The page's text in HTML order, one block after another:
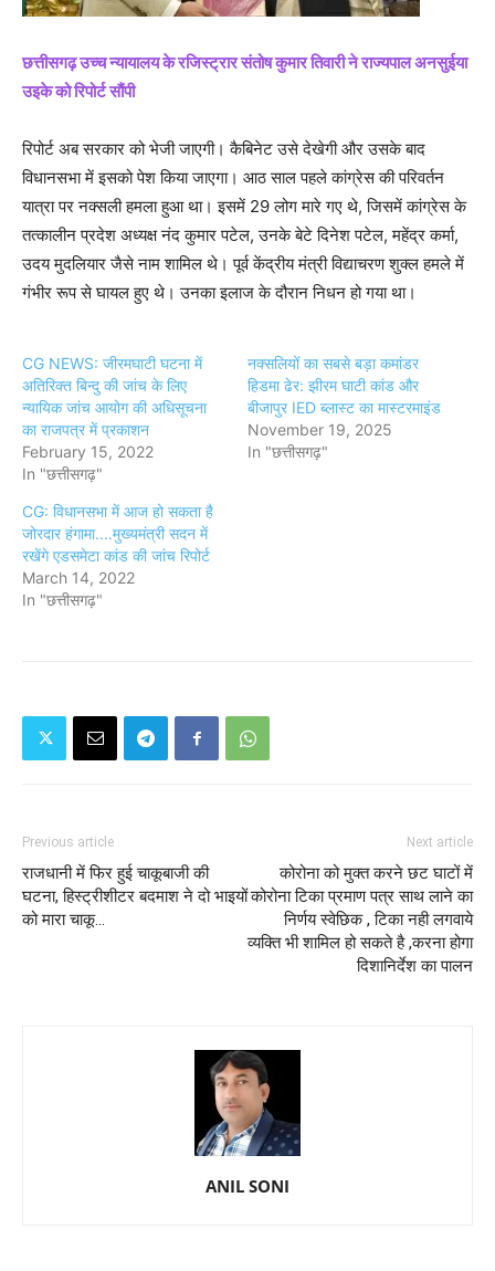
छत्तीसगढ़ उच्च न्यायालय के रजिस्ट्रार संतोष कुमार तिवारी ने राज्यपाल अनसुईया
उइके को रिपोर्ट सौंपी
रिपोर्ट अब सरकार को भेजी जाएगी। कैबिनेट उसे देखेगी और उसके बाद
विधानसभा में इसको पेश किया जाएगा। आठ साल पहले कांग्रेस की परिवर्तन
यात्रा पर नक्सली हमला हुआ था। इसमें 29 लोग मारे गए थे, जिसमें कांग्रेस के
तत्कालीन प्रदेश अध्यक्ष नंद कुमार पटेल, उनके बेटे दिनेश पटेल, महेंद्र कर्मा,
उदय मुदलियार जैसे नाम शामिल थे। पूर्व केंद्रीय मंत्री विद्याचरण शुक्ल हमले में
गंभीर रूप से घायल हुए थे। उनका इलाज के दौरान निधन हो गया था।
CG NEWS: जीरमघाटी घटना में
अतिरिक्त बिन्दु की जांच के लिए
न्यायिक जांच आयोग की अधिसूचना
का राजपत्र में प्रकाशन
February 15, 2022
In "छत्तीसगढ़"
नक्सलियों का सबसे बड़ा कमांडर
हिडमा ढेर: झीरम घाटी कांड और
बीजापुर IED ब्लास्ट का मास्टरमाइंड
November 19, 2025
In "छत्तीसगढ़"
CG: विधानसभा में आज हो सकता है
जोरदार हंगामा....मुख्यमंत्री सदन में
रखेंगे एडसमेटा कांड की जांच रिपोर्ट
March 14, 2022
In "छत्तीसगढ़"
Previous article
राजधानी में फिर हुई चाकूबाजी की
घटना, हिस्ट्रीशीटर बदमाश ने दो भाइयों
को मारा चाकू...
Next article
कोरोना को मुक्त करने छट घाटों में
कोरोना टिका प्रमाण पत्र साथ लाने का
निर्णय स्वेछिक , टिका नही लगवाये
व्यक्ति भी शामिल हो सकते है ,करना होगा
दिशानिर्देश का पालन
ANIL SONI